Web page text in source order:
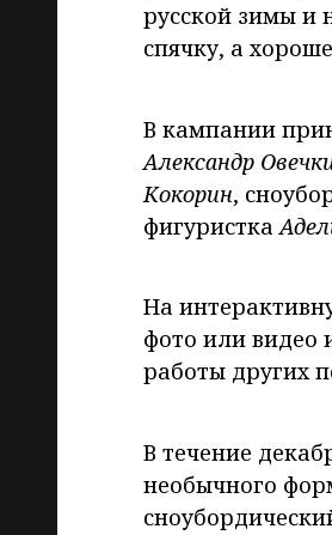
русской зимы и
спячку, а
В кампании
Александр
Кокорин,
фигуристка
На
фото или видео
работы других
В течение
необычного